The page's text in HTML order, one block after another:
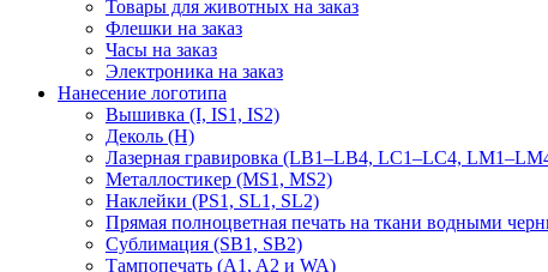
Товары для животных на заказ
Флешки на заказ
Часы на заказ
Электроника на заказ
Нанесение логотипа
Вышивка (I, IS1, IS2)
Деколь (H)
Лазерная гравировка (LB1–LB4, LC1–LC4,
Металлостикер (MS1, MS2)
Наклейки (PS1, SL1, SL2)
Прямая полноцветная печать на ткани водными
Сублимация (SB1, SB2)
Тампопечать (A1, A2 и WA)